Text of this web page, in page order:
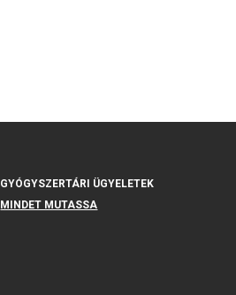
GYÓGYSZERTÁRI ÜGYELETEK
MINDET MUTASSA